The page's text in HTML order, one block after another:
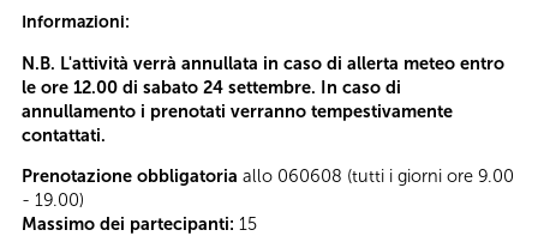
Informazioni:
N.B. L'attività verrà annullata in caso di allerta meteo entro
le ore 12.00 di sabato 24 settembre. In caso di
annullamento i prenotati verranno tempestivamente
contattati.
Prenotazione obbligatoria allo 060608 (tutti i giorni ore 9.00
- 19.00)
Massimo dei partecipanti: 15